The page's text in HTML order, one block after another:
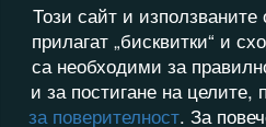
Този сайт и
прилагат „бисквитки“ и
са необходими за
и за постигане на целите,
за поверителност. За